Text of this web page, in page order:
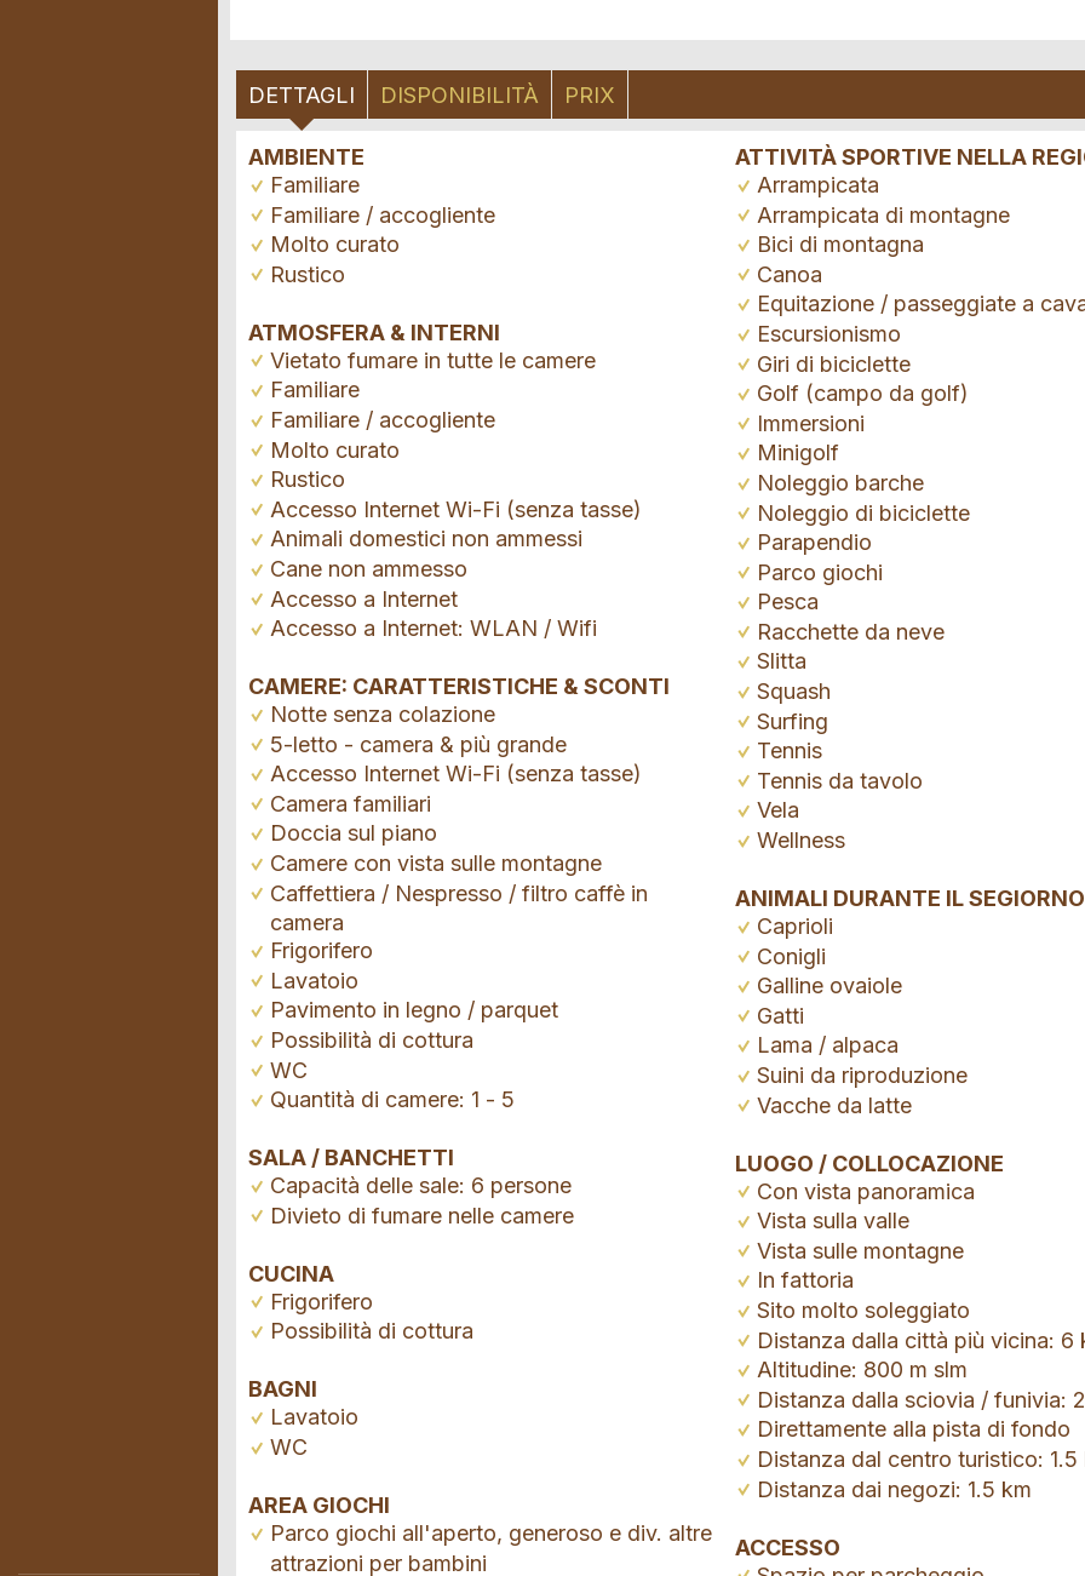
DETTAGLI DISPONIBILITÀ PRIX
AMBIENTE
Familiare
Familiare / accogliente
Molto curato
Rustico
ATMOSFERA & INTERNI
Vietato fumare in tutte le camere
Familiare
Familiare / accogliente
Molto curato
Rustico
Accesso Internet Wi-Fi (senza tasse)
Animali domestici non ammessi
Cane non ammesso
Accesso a Internet
Accesso a Internet: WLAN / Wifi
CAMERE: CARATTERISTICHE & SCONTI
Notte senza colazione
5-letto - camera & più grande
Accesso Internet Wi-Fi (senza tasse)
Camera familiari
Doccia sul piano
Camere con vista sulle montagne
Caffettiera / Nespresso / filtro caffè in
camera
Frigorifero
Lavatoio
Pavimento in legno / parquet
Possibilità di cottura
WC
Quantità di camere: 1 - 5
SALA / BANCHETTI
Capacità delle sale: 6 persone
Divieto di fumare nelle camere
CUCINA
Frigorifero
Possibilità di cottura
BAGNI
Lavatoio
WC
AREA GIOCHI
Parco giochi all'aperto, generoso e div. altre
attrazioni per bambini
ATTIVITÀ SPORTIVE NELLA
Arrampicata
Arrampicata di montagne
Bici di montagna
Canoa
Equitazione / passeggiate a
Escursionismo
Giri di biciclette
Golf (campo da golf)
Immersioni
Minigolf
Noleggio barche
Noleggio di biciclette
Parapendio
Parco giochi
Pesca
Racchette da neve
Slitta
Squash
Surfing
Tennis
Tennis da tavolo
Vela
Wellness
ANIMALI DURANTE IL SEGIORNO
Caprioli
Conigli
Galline ovaiole
Gatti
Lama / alpaca
Suini da riproduzione
Vacche da latte
LUOGO / COLLOCAZIONE
Con vista panoramica
Vista sulla valle
Vista sulle montagne
In fattoria
Sito molto soleggiato
Distanza dalla città più vicina: 6
Altitudine: 800 m slm
Distanza dalla sciovia / funivia:
Direttamente alla pista di fondo
Distanza dal centro turistico: 1.5
Distanza dai negozi: 1.5 km
ACCESSO